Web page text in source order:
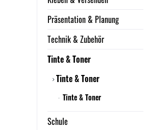
Präsentation & Planung
Technik & Zubehör
Tinte & Toner
Tinte & Toner
Tinte & Toner
Schule